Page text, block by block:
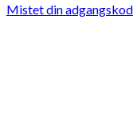
Mistet din